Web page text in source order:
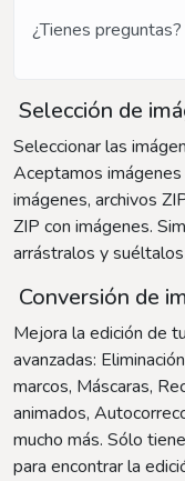
¿Tienes
Selección de
Seleccionar las
Aceptamos
imágenes, archivos
ZIP con imágenes.
arrástralos y
Conversión de
Mejora la edición de
avanzadas:
marcos, Máscaras,
animados,
mucho más. Sólo
para encontrar la